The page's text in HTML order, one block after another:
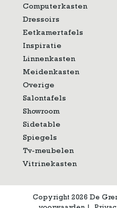
Computerkasten
Dressoirs
Eetkamertafels
Inspiratie
Linnenkasten
Meidenkasten
Overige
Salontafels
Showroom
Sidetable
Spiegels
Tv-meubelen
Vitrinekasten
Copyright 2026 De